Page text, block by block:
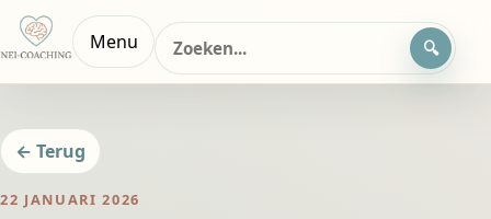
Menu
Zoeken
naar:
← Terug
22 JANUARI 2026